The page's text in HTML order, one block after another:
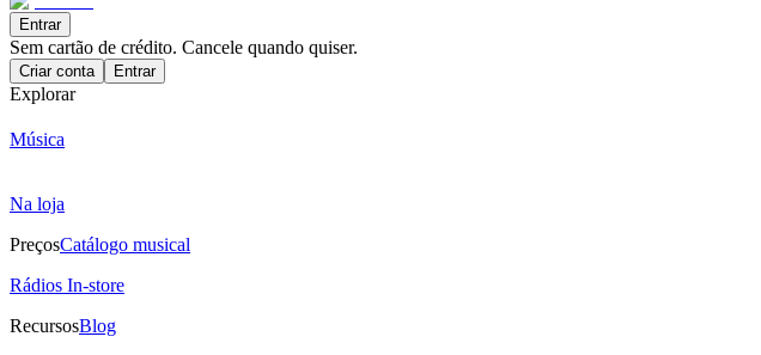
Entrar
Sem cartão de crédito. Cancele quando quiser.
Criar conta Entrar
Explorar
Música
Na loja
PreçosCatálogo musical
Rádios In-store
RecursosBlog